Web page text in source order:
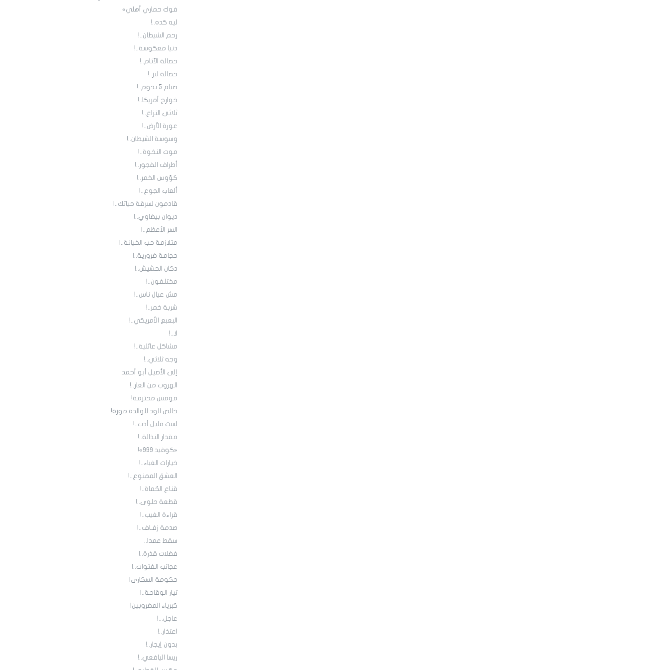
فوك حماري أهلي»
ليه كده..!
رحم الشيطان..!
دنيا معكوسة..!
حصالة الآثام..!
حصالة ليز..!
صيام 5 نجوم..!
خوارج أمريكا..!
ثلاثي النزاع..!
عورة الأرض..!
وسوسة الشيطان..!
موت النخوة..!
أطراف الفجور..!
كؤوس الخمر..!
ألعاب الجوع..!
قادمون لسرقة حياتك..!
ديوان بيضاوي..!
السر الأعظم..!
متلازمة حب الخيانة..!
حجامة ضرورية..!
دكان الحشيش..!
مختلفون..!
مش عيال ناس..!
شربة خمر..!
البعبع الأمريكي..!
لا..!
مشاكل عائلية..!
وجه ثلاثي..!
إلى الأصيل أبو أحمد
الهروب من العار..!
مومس محترمة!
خالص الود للوالدة موزة!
لست قليل أدب..!
مقدار النذالة..!
«كوفيد 999»!
خيارات الغباء..!
العشق الممنوع..!
قناع الحُماة..!
قطعة حلوى..!
قراءة الغيب..!
صدمة زفـاف..!
سقط عمدا..
فضلات قذرة..!
عجائب الفتوات..!
حكومة السكارى!
تيار الوقاحة..!
كبرياء المضروبين!
عاجل...!
اعتذار..!
بدون إيجار..!
ريسا اليافعي..!